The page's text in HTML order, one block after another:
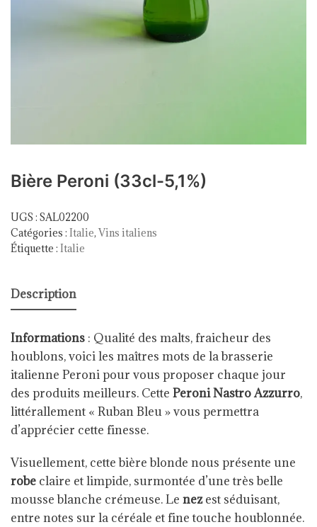
Bière Peroni (33cl-5,1%)
UGS : SAL02200
Catégories : Italie, Vins italiens
Étiquette : Italie
Description
Informations : Qualité des malts, fraicheur des
houblons, voici les maîtres mots de la brasserie
italienne Peroni pour vous proposer chaque jour
des produits meilleurs. Cette Peroni Nastro Azzurro,
littérallement « Ruban Bleu » vous permettra
d’apprécier cette finesse.
Visuellement, cette bière blonde nous présente une
robe claire et limpide, surmontée d’une très belle
mousse blanche crémeuse. Le nezest séduisant,
entre notes sur la céréale et fine touche houblonnée.